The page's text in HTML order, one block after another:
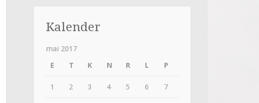
Kalender
mai 2017
E
T K N R L P
1 2 3 4 5 6 7